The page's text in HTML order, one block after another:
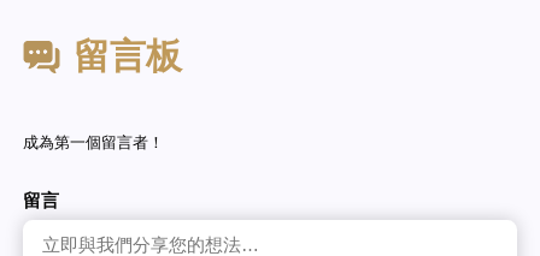
留言板
成為第一個留言者！
留言